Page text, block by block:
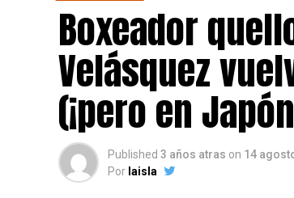
Boxeador
Velásquez
(¡pero en
Published 3 años atras on 14
Por laisla